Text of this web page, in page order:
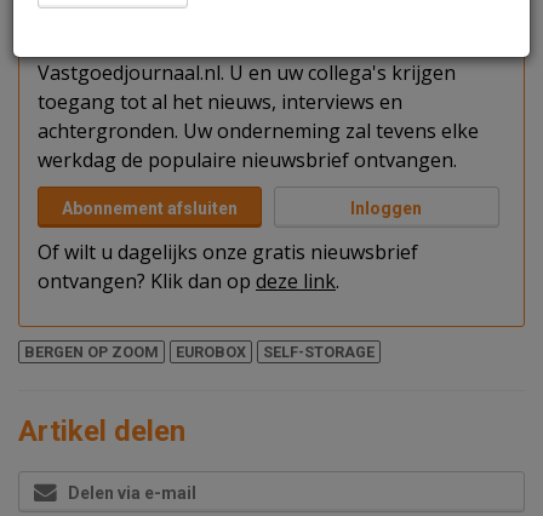
U kunt het artikel niet volledig lezen omdat u nog
Vastgoedjournaal.nl. U en uw collega's krijgen
toegang tot al het nieuws, interviews en
achtergronden. Uw onderneming zal tevens elke
werkdag de populaire nieuwsbrief ontvangen.
Abonnement afsluiten Inloggen
Of wilt u dagelijks onze gratis nieuwsbrief
ontvangen? Klik dan op deze link.
BERGEN OP ZOOM EUROBOX SELF-STORAGE
Artikel delen
Delen via e-mail